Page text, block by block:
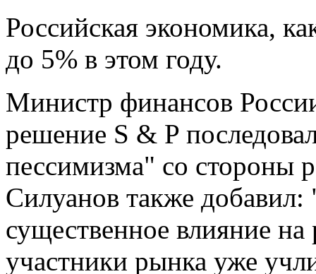
Российская экономика,
до 5% в этом году.
Министр финансов
решение S & P
пессимизма" со стороны
Силуанов также
существенное влияние
участники рынка уже